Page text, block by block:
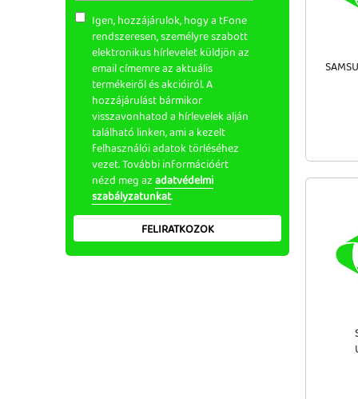
Igen, hozzájárulok, hogy a tFone
rendszeresen, személyre szabott
elektronikus hírlevelet küldjön az
email címemre az aktuális
termékeiről és akcióiról. A
hozzájárulást bármikor
visszavonhatod a hírlevelek alján
található linken, ami a kezelt
felhasználói adatok törléséhez
vezet. További információért
nézd meg az adatvédelmi
szabályzatunkat.
FELIRATKOZOK